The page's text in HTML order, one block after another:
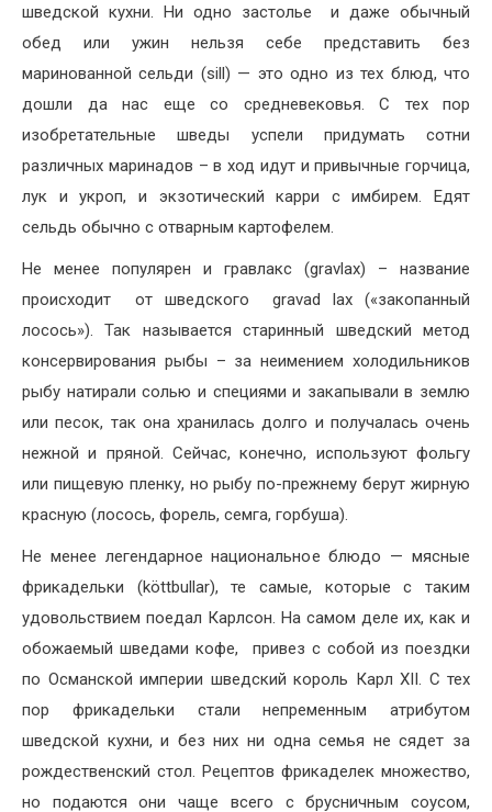
шведской кухни. Ни одно застолье и даже обычный
обед или ужин нельзя себе представить без
маринованной сельди (sill) — это одно из тех блюд, что
дошли да нас еще со средневековья. С тех пор
изобретательные шведы успели придумать сотни
различных маринадов – в ход идут и привычные горчица,
лук и укроп, и экзотический карри с имбирем. Едят
сельдь обычно с отварным картофелем.
Не менее популярен и гравлакс (gravlax) – название
происходит от шведского gravad lax («закопанный
лосось»). Так называется старинный шведский метод
консервирования рыбы – за неимением холодильников
рыбу натирали солью и специями и закапывали в землю
или песок, так она хранилась долго и получалась очень
нежной и пряной. Сейчас, конечно, используют фольгу
или пищевую пленку, но рыбу по-прежнему берут жирную
красную (лосось, форель, семга, горбуша).
Не менее легендарное национальное блюдо — мясные
фрикадельки (köttbullar), те самые, которые с таким
удовольствием поедал Карлсон. На самом деле их, как и
обожаемый шведами кофе, привез с собой из поездки
по Османской империи шведский король Карл XII. С тех
пор фрикадельки стали непременным атрибутом
шведской кухни, и без них ни одна семья не сядет за
рождественский стол. Рецептов фрикаделек множество,
но подаются они чаще всего с брусничным соусом,